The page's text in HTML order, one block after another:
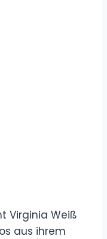
Virginia Weiß
aus ihrem